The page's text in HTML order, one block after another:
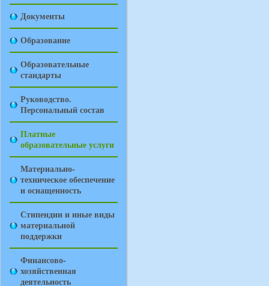
Документы
Образование
Образовательные
стандарты
Руководство.
Персональный состав
Платные
образовательные услуги
Материально-
техническое обеспечение
и оснащенность
Стипендии и иные виды
материальной
поддержки
Финансово-
хозяйственная
деятельность